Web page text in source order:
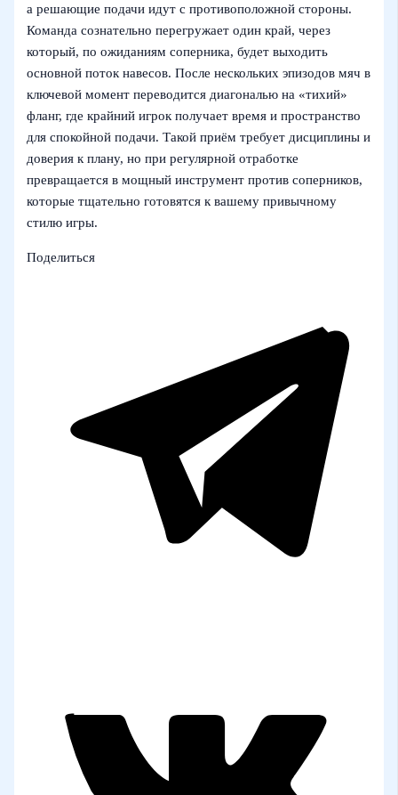
а решающие подачи идут с противоположной стороны.
Команда сознательно перегружает один край, через
который, по ожиданиям соперника, будет выходить
основной поток навесов. После нескольких эпизодов мяч в
ключевой момент переводится диагональю на «тихий»
фланг, где крайний игрок получает время и пространство
для спокойной подачи. Такой приём требует дисциплины и
доверия к плану, но при регулярной отработке
превращается в мощный инструмент против соперников,
которые тщательно готовятся к вашему привычному
стилю игры.
Поделиться